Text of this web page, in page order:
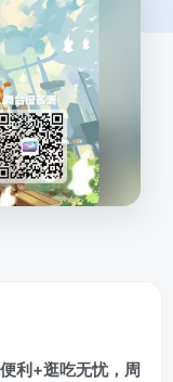
利+逛吃无忧，周